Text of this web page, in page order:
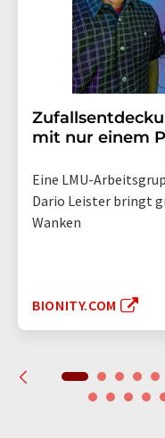
mit nur einem
Eine LMU-
Dario Leister bringt
Wanken
BIONITY.COM